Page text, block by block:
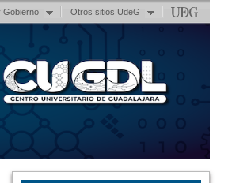
Gobierno Otros sitios UdeG